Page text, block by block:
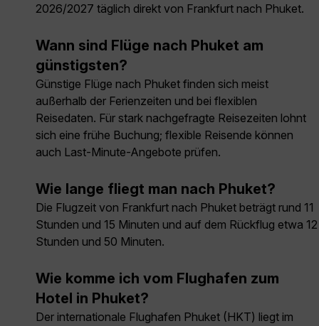
2026/2027 täglich direkt von Frankfurt nach Phuket.
Wann sind Flüge nach Phuket am
günstigsten?
Günstige Flüge nach Phuket finden sich meist
außerhalb der Ferienzeiten und bei flexiblen
Reisedaten. Für stark nachgefragte Reisezeiten lohnt
sich eine frühe Buchung; flexible Reisende können
auch Last-Minute-Angebote prüfen.
Wie lange fliegt man nach Phuket?
Die Flugzeit von Frankfurt nach Phuket beträgt rund 11
Stunden und 15 Minuten und auf dem Rückflug etwa 12
Stunden und 50 Minuten.
Wie komme ich vom Flughafen zum
Hotel in Phuket?
Der internationale Flughafen Phuket (HKT) liegt im